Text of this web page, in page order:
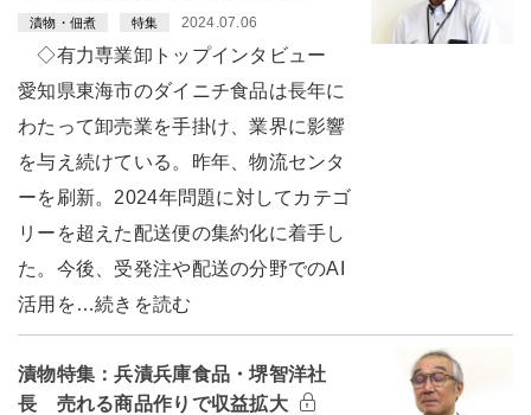
漬物・佃煮 特集 2024.07.06
◇有力専業卸トップインタビュー
愛知県東海市のダイニチ食品は長年に
わたって卸売業を手掛け、業界に影響
を与え続けている。昨年、物流センタ
ーを刷新。2024年問題に対してカテゴ
リーを超えた配送便の集約化に着手し
た。今後、受発注や配送の分野でのAI
活用を…続きを読む
漬物特集：兵漬兵庫食品・堺智洋社
長 売れる商品作りで収益拡大